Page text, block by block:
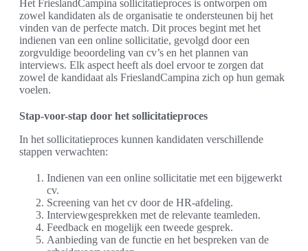
Het FrieslandCampina sollicitatieproces is ontworpen om
zowel kandidaten als de organisatie te ondersteunen bij het
vinden van de perfecte match. Dit proces begint met het
indienen van een online sollicitatie, gevolgd door een
zorgvuldige beoordeling van cv’s en het plannen van
interviews. Elk aspect heeft als doel ervoor te zorgen dat
zowel de kandidaat als FrieslandCampina zich op hun gemak
voelen.
Stap-voor-stap door het sollicitatieproces
In het sollicitatieproces kunnen kandidaten verschillende
stappen verwachten:
Indienen van een online sollicitatie met een bijgewerkt
cv.
Screening van het cv door de HR-afdeling.
Interviewgesprekken met de relevante teamleden.
Feedback en mogelijk een tweede gesprek.
Aanbieding van de functie en het bespreken van de